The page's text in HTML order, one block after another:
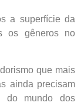
a superfície da
os gêneros no
que mais
ainda precisam
do mundo dos